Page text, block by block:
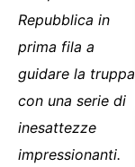
Repubblica in
prima fila a
guidare la truppa
con una serie di
inesattezze
impressionanti.